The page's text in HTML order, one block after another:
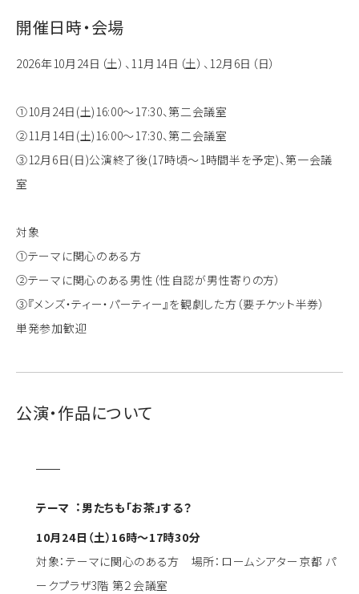
開催日時・会場
2026年10月24日（土）、11月14日（土）、12月6日（日）
①10月24日(土)16:00～17:30、第二会議室
②11月14日(土)16:00～17:30、第二会議室
③12月6日(日)公演終了後(17時頃～1時間半を予定)、第一会議
室
対象
①テーマに関心のある方
②テーマに関心のある男性（性自認が男性寄りの方）
③『メンズ・ティー・パーティー』を観劇した方（要チケット半券）
単発参加歓迎
公演・作品について
テーマ︓男たちも「お茶」する？
10月24日（土）16時～17時30分
対象：テーマに関心のある方 場所：ロームシアター京都 パ
ークプラザ3階 第２会議室